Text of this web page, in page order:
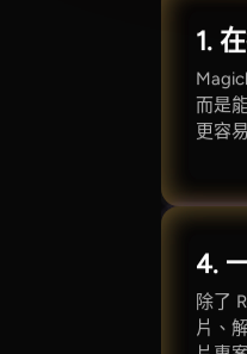
1.
而是
更容
4.
除了
片、